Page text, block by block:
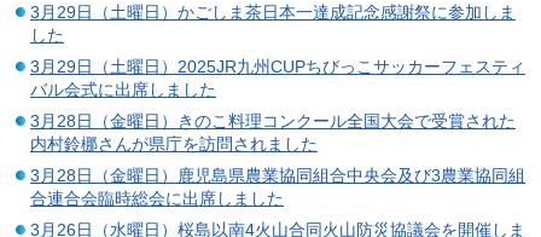
3月29日（土曜日）かごしま茶日本一達成記念感謝祭に参加しま
した
3月29日（土曜日）2025JR九州CUPちびっこサッカーフェスティ
バル会式に出席しました
3月28日（金曜日）きのこ料理コンクール全国大会で受賞された
内村鈴梛さんが県庁を訪問されました
3月28日（金曜日）鹿児島県農業協同組合中央会及び3農業協同組
合連合会臨時総会に出席しました
3月26日（水曜日）桜島以南4火山合同火山防災協議会を開催しま